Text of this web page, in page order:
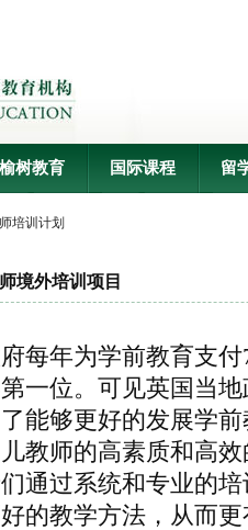
榆树教育 国际课程 留
培训计划
境外培训项目
每年为学前教育支
一位。可见英国当
能够更好的发展学
教师的高素质和高
通过系统和专业的
的教学方法，从而